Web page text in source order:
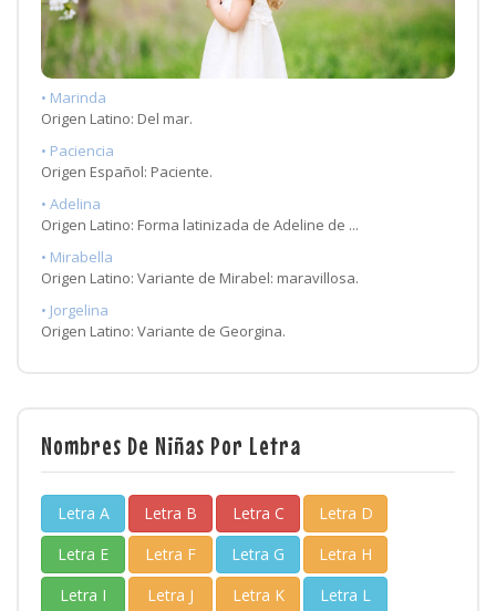
• Marinda
Origen Latino: Del mar.
• Paciencia
Origen Español: Paciente.
• Adelina
Origen Latino: Forma latinizada de Adeline de ...
• Mirabella
Origen Latino: Variante de Mirabel: maravillosa.
• Jorgelina
Origen Latino: Variante de Georgina.
Nombres De Niñas Por Letra
Letra A Letra B Letra C
Letra D
Letra E
Letra F Letra G
Letra H
Letra I
Letra J Letra K
Letra L